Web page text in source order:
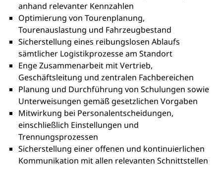
anhand relevanter Kennzahlen
Optimierung von Tourenplanung,
Tourenauslastung und Fahrzeugbestand
Sicherstellung eines reibungslosen Ablaufs
sämtlicher Logistikprozesse am Standort
Enge Zusammenarbeit mit Vertrieb,
Geschäftsleitung und zentralen Fachbereichen
Planung und Durchführung von Schulungen sowie
Unterweisungen gemäß gesetzlichen Vorgaben
Mitwirkung bei Personalentscheidungen,
einschließlich Einstellungen und
Trennungsprozessen
Sicherstellung einer offenen und kontinuierlichen
Kommunikation mit allen relevanten Schnittstellen